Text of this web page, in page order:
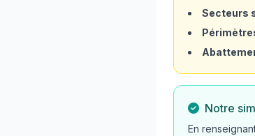
Secteurs
Notre
En